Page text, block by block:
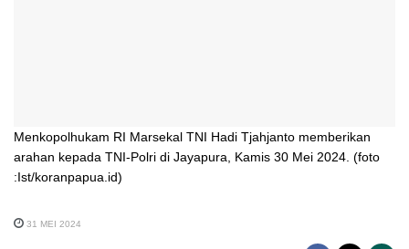
Menkopolhukam RI Marsekal TNI Hadi Tjahjanto memberikan
arahan kepada TNI-Polri di Jayapura, Kamis 30 Mei 2024. (foto
:Ist/koranpapua.id)
31 MEI 2024